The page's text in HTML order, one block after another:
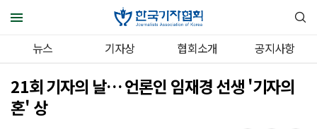
뉴스 기자상 협회소개 공지사항
21회 기자의 날… 언론인 임재경 선생 '기자의
혼' 상